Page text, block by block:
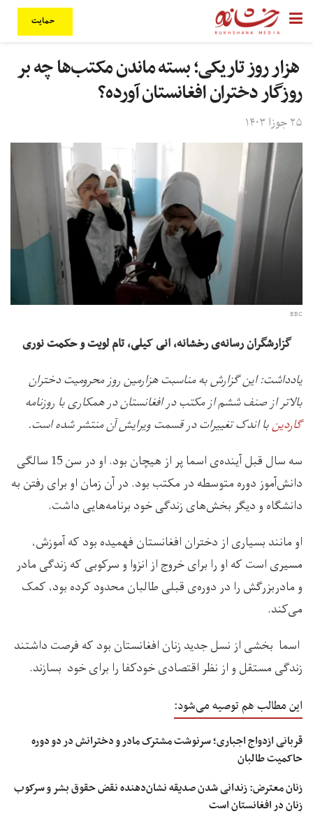
حمایت
هزار روز تاریکی؛ بسته ماندن مکتب‌ها چه بر
روزگار دختران افغانستان آورده؟
۲۵ جوزا ۱۴۰۳
BBC
گزارشگران رسانه‌ی رخشانه، انی کیلی، تام لویت و حکمت نوری
یادداشت: این گزارش به مناسبت هزارمین روز محرومیت دختران
بالاتر از صنف ششم از مکتب در افغانستان در همکاری با روزنامه
گاردینبا اندک تغییرات در قسمت ویرایش آن منتشر شده است.
سه سال قبل آینده‌ی اسما پر از هیچان بود. او در سن 15 سالگی
دانش‌آموز دوره متوسطه در مکتب بود. در آن زمان او برای رفتن به
دانشگاه و دیگر بخش‌های زندگی خود برنامه‌هایی داشت.
او مانند بسیاری از دختران افغانستان فهمیده بود که آموزش،
مسیری است که او را برای خروج از انزوا و سرکوبی که زندگی مادر
و مادربزرگش را در دوره‌ی قبلی طالبان محدود کرده بود، کمک
می‌کند.
اسما بخشی از نسل جدید زنان افغانستان بود که فرصت داشتند
زندگی‌ مستقل و از نظر اقتصادی خودکفا را برای خود بسازند.
این مطالب هم توصیه می‌شود:
قربانی ازدواج اجباری؛ سرنوشت مشترک مادر و دخترانش در دو دوره
حاکمیت طالبان
زنان معترض: زندانی شدن صدیقه نشان‌دهنده نقض حقوق بشر و سرکوب
زنان در افغانستان است